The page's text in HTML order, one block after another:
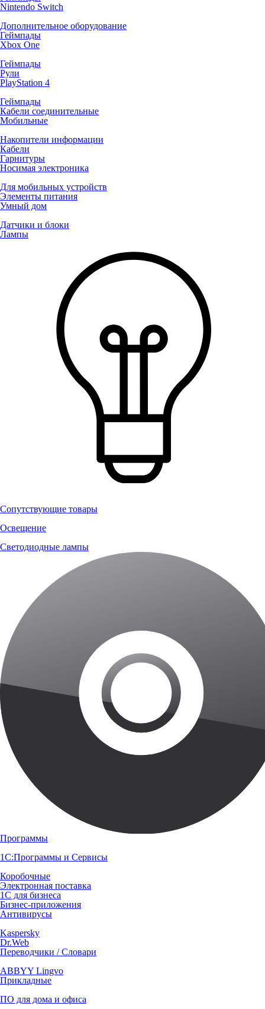
Nintendo Switch
Дополнительное оборудование
Геймпады
Xbox One
Геймпады
Рули
PlayStation 4
Геймпады
Кабели соединительные
Мобильные
Накопители информации
Кабели
Гарнитуры
Носимая электроника
Для мобильных устройств
Элементы питания
Умный дом
Датчики и блоки
Лампы
Сопутствующие товары
Освещение
Светодиодные лампы
Программы
1С:Программы и Сервисы
Коробочные
Электронная поставка
1С для бизнеса
Бизнес-приложения
Антивирусы
Kaspersky
Dr.Web
Переводчики / Словари
ABBYY Lingvo
Прикладные
ПО для дома и офиса